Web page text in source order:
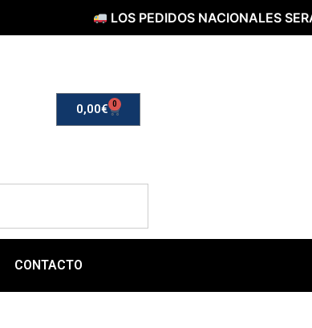
LOS PEDIDOS NACIONALES SERÁN
0,00€ 0
CONTACTO